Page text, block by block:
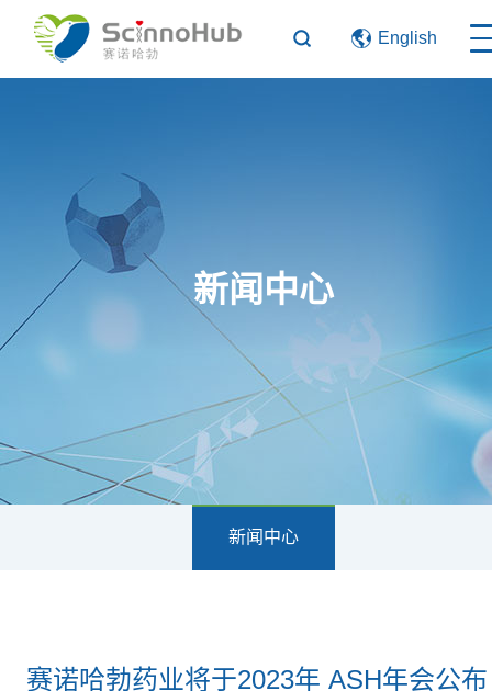
English
新闻中心
新闻中心
赛诺哈勃药业将于2023年 ASH年会公布